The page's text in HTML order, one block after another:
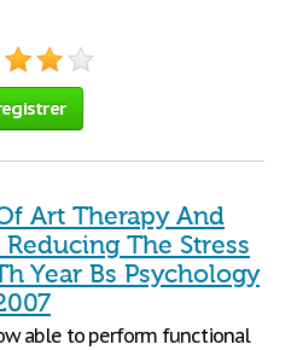
Art Therapy And
The Stress
Year Bs Psychology
able to perform functional